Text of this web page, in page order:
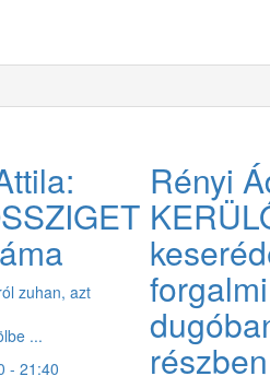
JEGYVÁSÁRLÁS
zuhan, azt
...
- 21:40
Rényi
forgalmi
részben